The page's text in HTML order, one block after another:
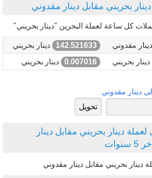
بحريني مقابل دينار مقدوني
كل ساعة لعملة البحرين "دينار بحريني"
مقدوني 142.521633
دينار بحريني
بحريني
0.007016 دينار بحريني
دينار مقدوني
لعملة دينار بحريني مقابل دينار